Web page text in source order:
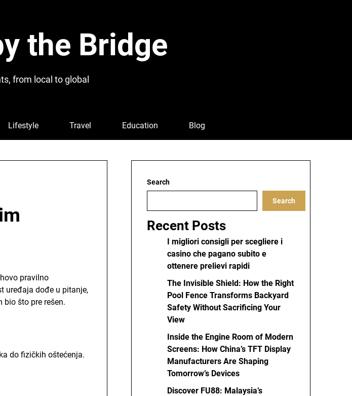
the Bridge
from local to global
Lifestyle Travel Education Blog
pravilno
uređaja dođe u pitanje,
bio što pre rešen.
do fizičkih oštećenja.
Search
Search
Recent Posts
I migliori consigli per scegliere i
casino che pagano subito e
ottenere prelievi rapidi
The Invisible Shield: How the Right
Pool Fence Transforms Backyard
Safety Without Sacrificing Your
View
Inside the Engine Room of Modern
Screens: How China’s TFT Display
Manufacturers Are Shaping
Tomorrow’s Devices
Discover FU88: Malaysia’s